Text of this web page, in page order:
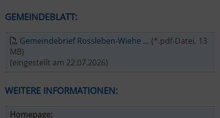
GEMEINDEBLATT:
Gemeindebrief Rossleben-Wiehe … (*.pdf-Datei, 13
MB)
(eingestellt am 22.07.2026)
WEITERE INFORMATIONEN:
Homepage: